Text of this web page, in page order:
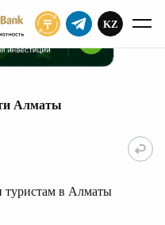
KZ
Алматы
туристам в Алматы